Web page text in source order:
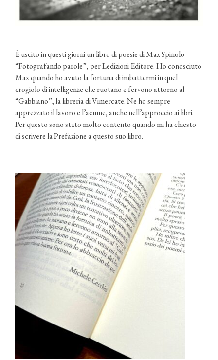
È uscito in questi giorni un libro di poesie di Max Spinolo
“Fotografando parole”, per Ledizioni Editore. Ho conosciuto
Max quando ho avuto la fortuna di imbattermi in quel
crogiolo di intelligenze che ruotano e fervono attorno al
“Gabbiano”, la libreria di Vimercate. Ne ho sempre
apprezzato il lavoro e l’acume, anche nell’approccio ai libri.
Per questo sono stato molto contento quando mi ha chiesto
di scrivere la Prefazione a questo suo libro.